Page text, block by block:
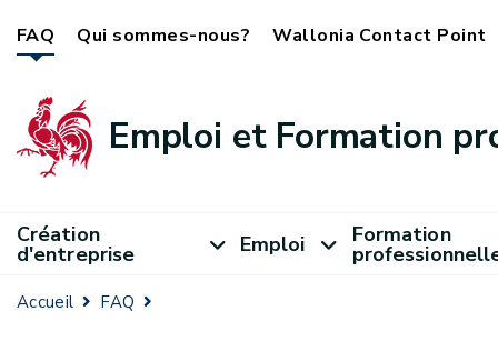
FAQ Qui sommes-nous? Wallonia Contact Point
Emploi et Formation
Création
d'entreprise Emploi Formation
Accueil FAQ